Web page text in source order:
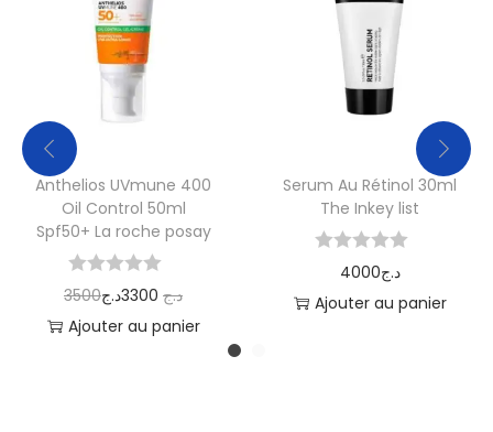
Anthelios UVmune 400
Oil Control 50ml
Spf50+ La roche posay
3500 د.ج 3300د.ج
Ajouter au panier
Serum Au Rétinol 30ml
The Inkey list
4000د.ج
Ajouter au panier